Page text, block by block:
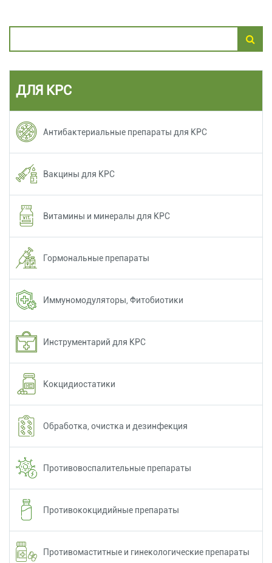
ДЛЯ КРС
Антибактериальные препараты для КРС
Вакцины для КРС
Витамины и минералы для КРС
Гормональные препараты
Иммуномодуляторы, Фитобиотики
Инструментарий для КРС
Кокцидиостатики
Обработка, очистка и дезинфекция
Противовоспалительные препараты
Противококцидийные препараты
Противомаститные и гинекологические препараты